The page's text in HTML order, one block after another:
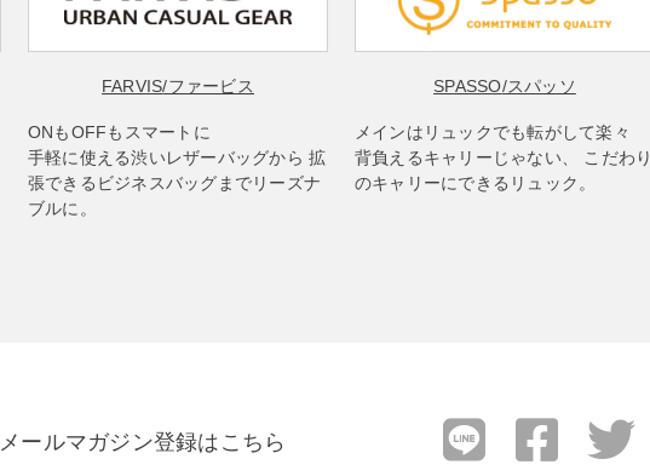
FARVIS/ファービス
ONもOFFもスマートに
手軽に使える渋いレザーバッグから 拡
張できるビジネスバッグまでリーズナ
ブルに。
SPASSO/スパッソ
メインはリュックでも転がして楽々
背負えるキャリーじゃない、 こだわり
のキャリーにできるリュック。
メールマガジン登録はこちら